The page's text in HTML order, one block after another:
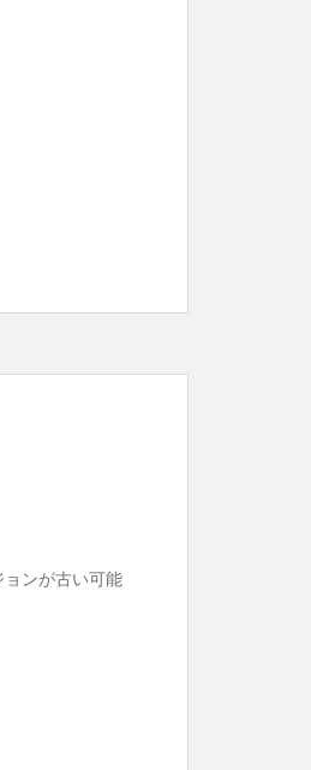
ンが古い可能